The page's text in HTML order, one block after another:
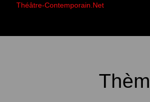
Théâtre-Contemporain.Net